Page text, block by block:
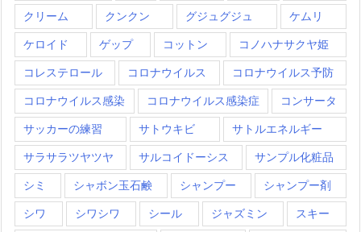
クリーム クンクン グジュグジュ ケムリ
ケロイド ゲップ コットン コノハナサクヤ姫
コレステロール コロナウイルス コロナウイルス予防
コロナウイルス感染 コロナウイルス感染症 コンサータ
サッカーの練習 サトウキビ サトルエネルギー
サラサラツヤツヤ サルコイドーシス サンプル化粧品
シミ シャボン玉石鹸 シャンプー シャンプー剤
シワ シワシワ シール ジャズミン スキー